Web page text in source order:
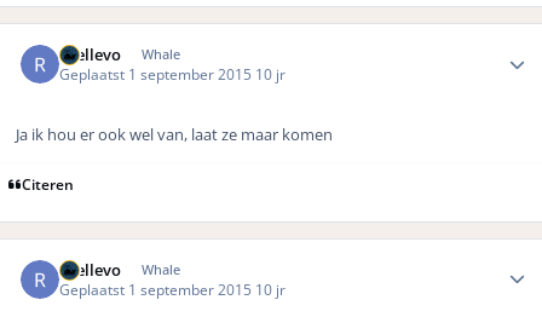
rhellevo Whale
Geplaatst 1 september 2015 10 jr
Ja ik hou er ook wel van, laat ze maar komen
Citeren
rhellevo Whale
Geplaatst 1 september 2015 10 jr